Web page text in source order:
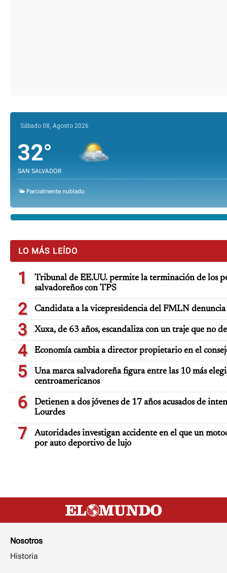
Sábado 08, Agosto 2026
32°
SAN SALVADOR
🌤️ Parcialmente nublado
LO MÁS LEÍDO
1
Tribunal de EE.UU. permite la terminación de los
salvadoreños con TPS
2 Candidata a la vicepresidencia del FMLN
3 Xuxa, de 63 años, escandaliza con un traje que no
4 Economía cambia a director propietario en el
5
Una marca salvadoreña figura entre las 10 más
centroamericanos
6
Detienen a dos jóvenes de 17 años acusados de
Lourdes
7
Autoridades investigan accidente en el que un
por auto deportivo de lujo
Nosotros
Historia